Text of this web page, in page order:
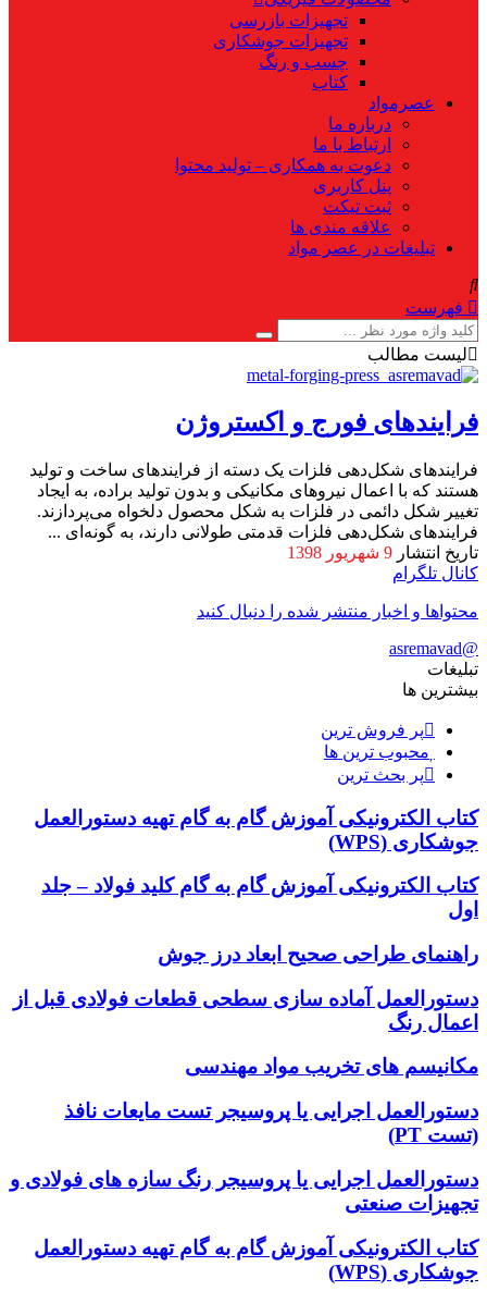
تجهیزات بازرسی
تجهیزات جوشکاری
چسب و رنگ
کتاب
عصرمواد
درباره ما
ارتباط با ما
دعوت به همکاری – تولید محتوا
پنل کاربری
ثبت تیکت
علاقه مندی ها
تبلیغات در عصر مواد
فهرست
لیست مطالب
فرایندهای فورج و اکستروژن
فرایندهای شکل‌دهی فلزات یک دسته از فرایندهای ساخت و تولید
هستند که با اعمال نیروهای مکانیکی و بدون تولید براده، به ایجاد
تغییر شکل دائمی در فلزات به شکل محصول دلخواه می‌پردازند.
فرایندهای شکل‌دهی فلزات قدمتی طولانی دارند، به‌ گونه‌ای ...
تاریخ انتشار 9 شهریور 1398
کانال تلگرام
محتواها و اخبار منتشر شده را دنبال کنید
@asremavad
تبلیغات
بیشترین ها
پر فروش ترین
محبوب ترین ها
پر بحث ترین
کتاب الکترونیکی آموزش گام به گام تهیه دستورالعمل
جوشکاری (WPS)
کتاب الکترونیکی آموزش گام به گام کلید فولاد – جلد
اول
راهنمای طراحی صحیح ابعاد درز جوش
دستورالعمل آماده سازی سطحی قطعات فولادی قبل از
اعمال رنگ
مکانیسم های تخریب مواد مهندسی
دستورالعمل اجرایی یا پروسیجر تست مایعات نافذ
(تست PT)
دستورالعمل اجرایی یا پروسیجر رنگ سازه های فولادی و
تجهیزات صنعتی
کتاب الکترونیکی آموزش گام به گام تهیه دستورالعمل
جوشکاری (WPS)